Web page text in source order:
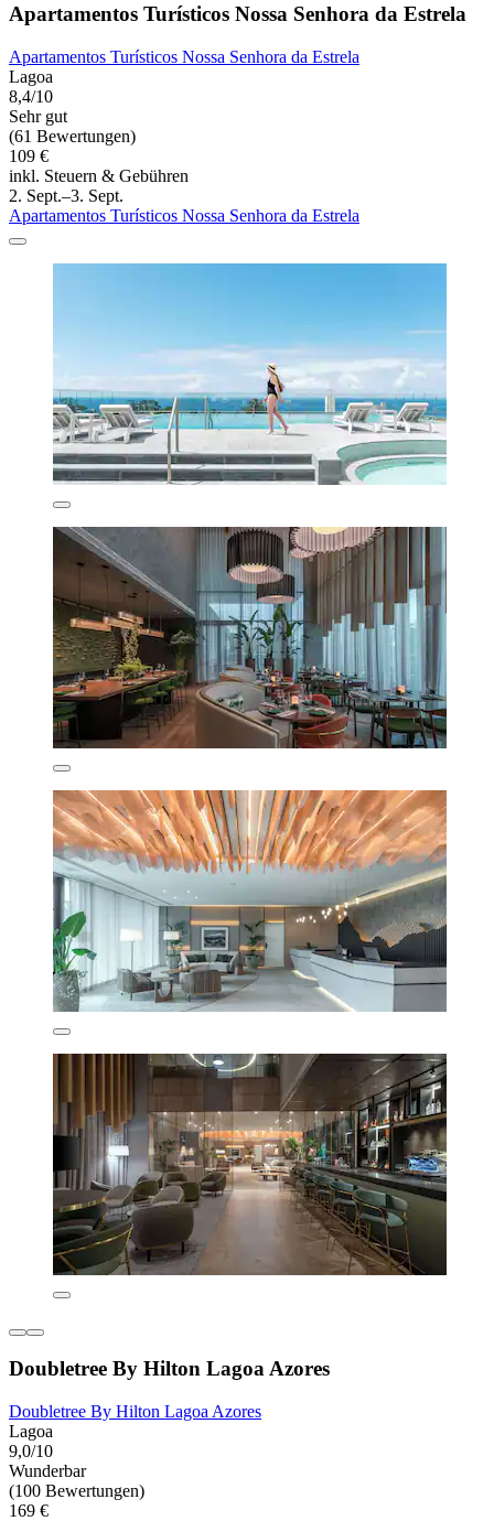
Apartamentos Turísticos Nossa Senhora da Estrela
Apartamentos Turísticos Nossa Senhora da Estrela
Lagoa
8,4/10
Sehr gut
(61 Bewertungen)
109 €
inkl. Steuern & Gebühren
2. Sept.–3. Sept.
Apartamentos Turísticos Nossa Senhora da Estrela
Doubletree By Hilton Lagoa Azores
Doubletree By Hilton Lagoa Azores
Lagoa
9,0/10
Wunderbar
(100 Bewertungen)
169 €